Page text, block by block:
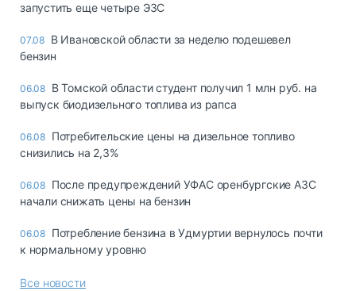
запустить еще четыре ЭЗС
07.08 В Ивановской области за неделю подешевел
бензин
06.08 В Томской области студент получил 1 млн руб. на
выпуск биодизельного топлива из рапса
06.08 Потребительские цены на дизельное топливо
снизились на 2,3%
06.08 После предупреждений УФАС оренбургские АЗС
начали снижать цены на бензин
06.08 Потребление бензина в Удмуртии вернулось почти
к нормальному уровню
Все новости